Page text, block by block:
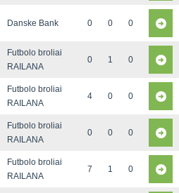
Danske Bank 0 0 0
Futbolo broliai
RAILANA
0 1 0
Futbolo broliai
RAILANA
4 0 0
Futbolo broliai
RAILANA
0 0 0
Futbolo broliai
RAILANA
7 1 0